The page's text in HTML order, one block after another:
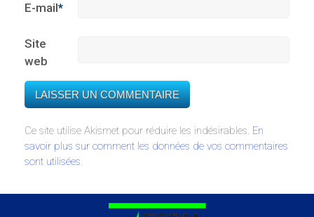
E-mail*
Site
web
Ce site utilise Akismet pour réduire les indésirables. En
savoir plus sur comment les données de vos commentaires
sont utilisées.